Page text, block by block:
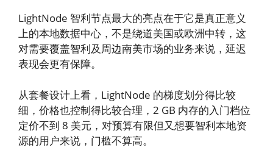
LightNode 智利节点最大的亮点在于它是真正意义
上的本地数据中心，不是绕道美国或欧洲中转，这
对需要覆盖智利及周边南美市场的业务来说，延迟
表现会更有保障。
从套餐设计上看，LightNode 的梯度划分得比较
细，价格也控制得比较合理，2 GB 内存的入门档位
定价不到 8 美元，对预算有限但又想要智利本地资
源的用户来说，门槛不算高。